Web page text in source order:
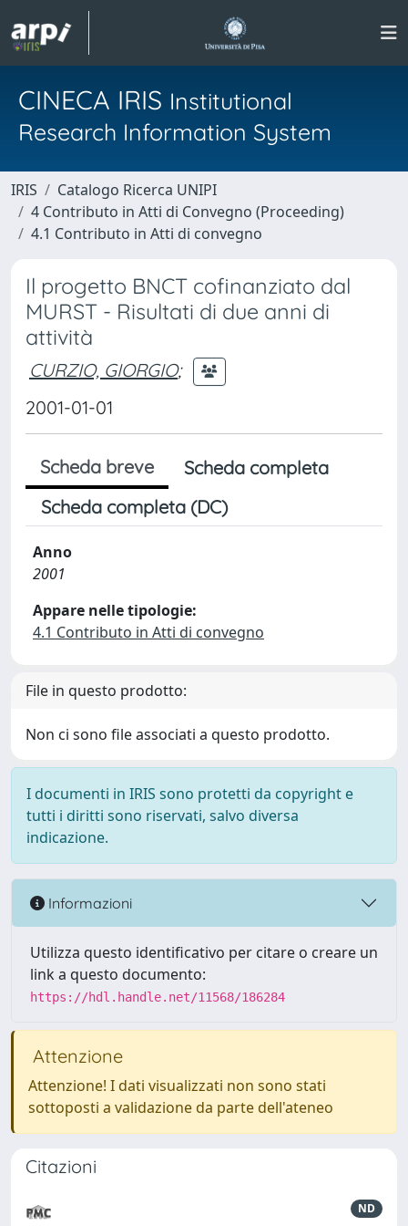
CINECA IRIS Institutional
Research Information System
IRIS
Catalogo Ricerca UNIPI
4 Contributo in Atti di Convegno (Proceeding)
4.1 Contributo in Atti di convegno
Il progetto BNCT cofinanziato dal
MURST - Risultati di due anni di
attività
CURZIO, GIORGIO;
2001-01-01
Scheda breve
Scheda completa
Scheda completa (DC)
Anno
2001
Appare nelle tipologie:
4.1 Contributo in Atti di convegno
File in questo prodotto:
Non ci sono file associati a questo prodotto.
I documenti in IRIS sono protetti da copyright e
tutti i diritti sono riservati, salvo diversa
indicazione.
Informazioni
Utilizza questo identificativo per citare o creare un
link a questo documento:
https://hdl.handle.net/11568/186284
Attenzione
Attenzione! I dati visualizzati non sono stati
sottoposti a validazione da parte dell'ateneo
Citazioni
ND